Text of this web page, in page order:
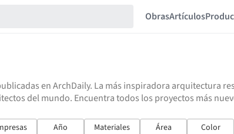
ObrasArtículos
en ArchDaily. La más inspiradora arquitectura
del mundo. Encuentra todos los proyectos más
Año Materiales Área Color